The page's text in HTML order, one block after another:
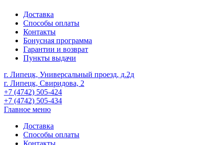
Доставка
Способы оплаты
Контакты
Бонусная программа
Гарантии и возврат
Пункты выдачи
г. Липецк, Универсальный проезд, д.2д
г. Липецк, Свиридова, 2
+7 (4742) 505-424
+7 (4742) 505-434
Главное меню
Доставка
Способы оплаты